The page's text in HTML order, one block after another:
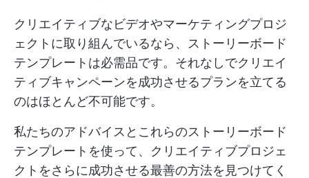
クリエイティブなビデオやマーケティングプロジ
ェクトに取り組んでいるなら、ストーリーボード
テンプレートは必需品です。それなしでクリエイ
ティブキャンペーンを成功させるプランを立てる
のはほとんど不可能です。
私たちのアドバイスとこれらのストーリーボード
テンプレートを使って、クリエイティブプロジェ
クトをさらに成功させる最善の方法を見つけてく